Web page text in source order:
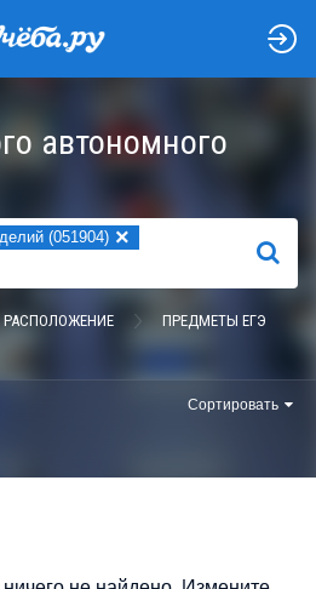
автономного
(051904) ×
НАЙТИ
РАСПОЛОЖЕНИЕ ПРЕДМЕТЫ ЕГЭ
Сортировать